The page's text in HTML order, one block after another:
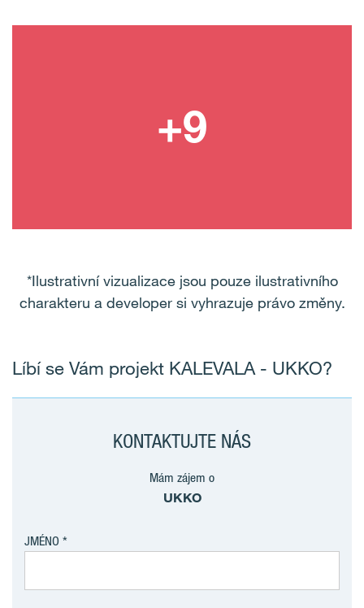
*Ilustrativní vizualizace jsou pouze ilustrativního
charakteru a developer si vyhrazuje právo změny.
Líbí se Vám projekt KALEVALA - UKKO?
KONTAKTUJTE NÁS
Mám zájem o
UKKO
JMÉNO